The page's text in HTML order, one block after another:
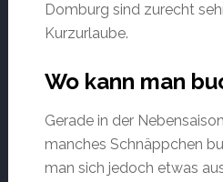
Domburg sind zurecht
Kurzurlaube.
Wo kann man
Gerade in der
manches Schnäppchen
man sich jedoch etwas